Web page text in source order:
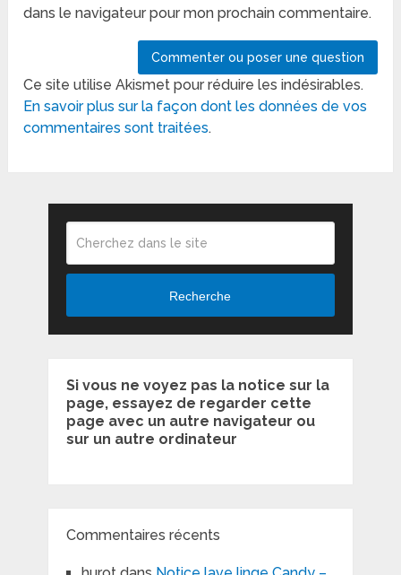
dans le navigateur pour mon prochain commentaire.
Ce site utilise Akismet pour réduire les indésirables.
En savoir plus sur la façon dont les données de vos
commentaires sont traitées.
Recherche
Si vous ne voyez pas la notice sur la
page, essayez de regarder cette
page avec un autre navigateur ou
sur un autre ordinateur
Commentaires récents